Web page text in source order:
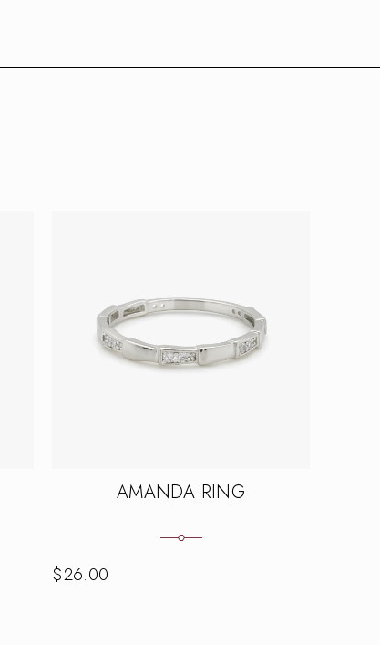
AMANDA RING
$26.00